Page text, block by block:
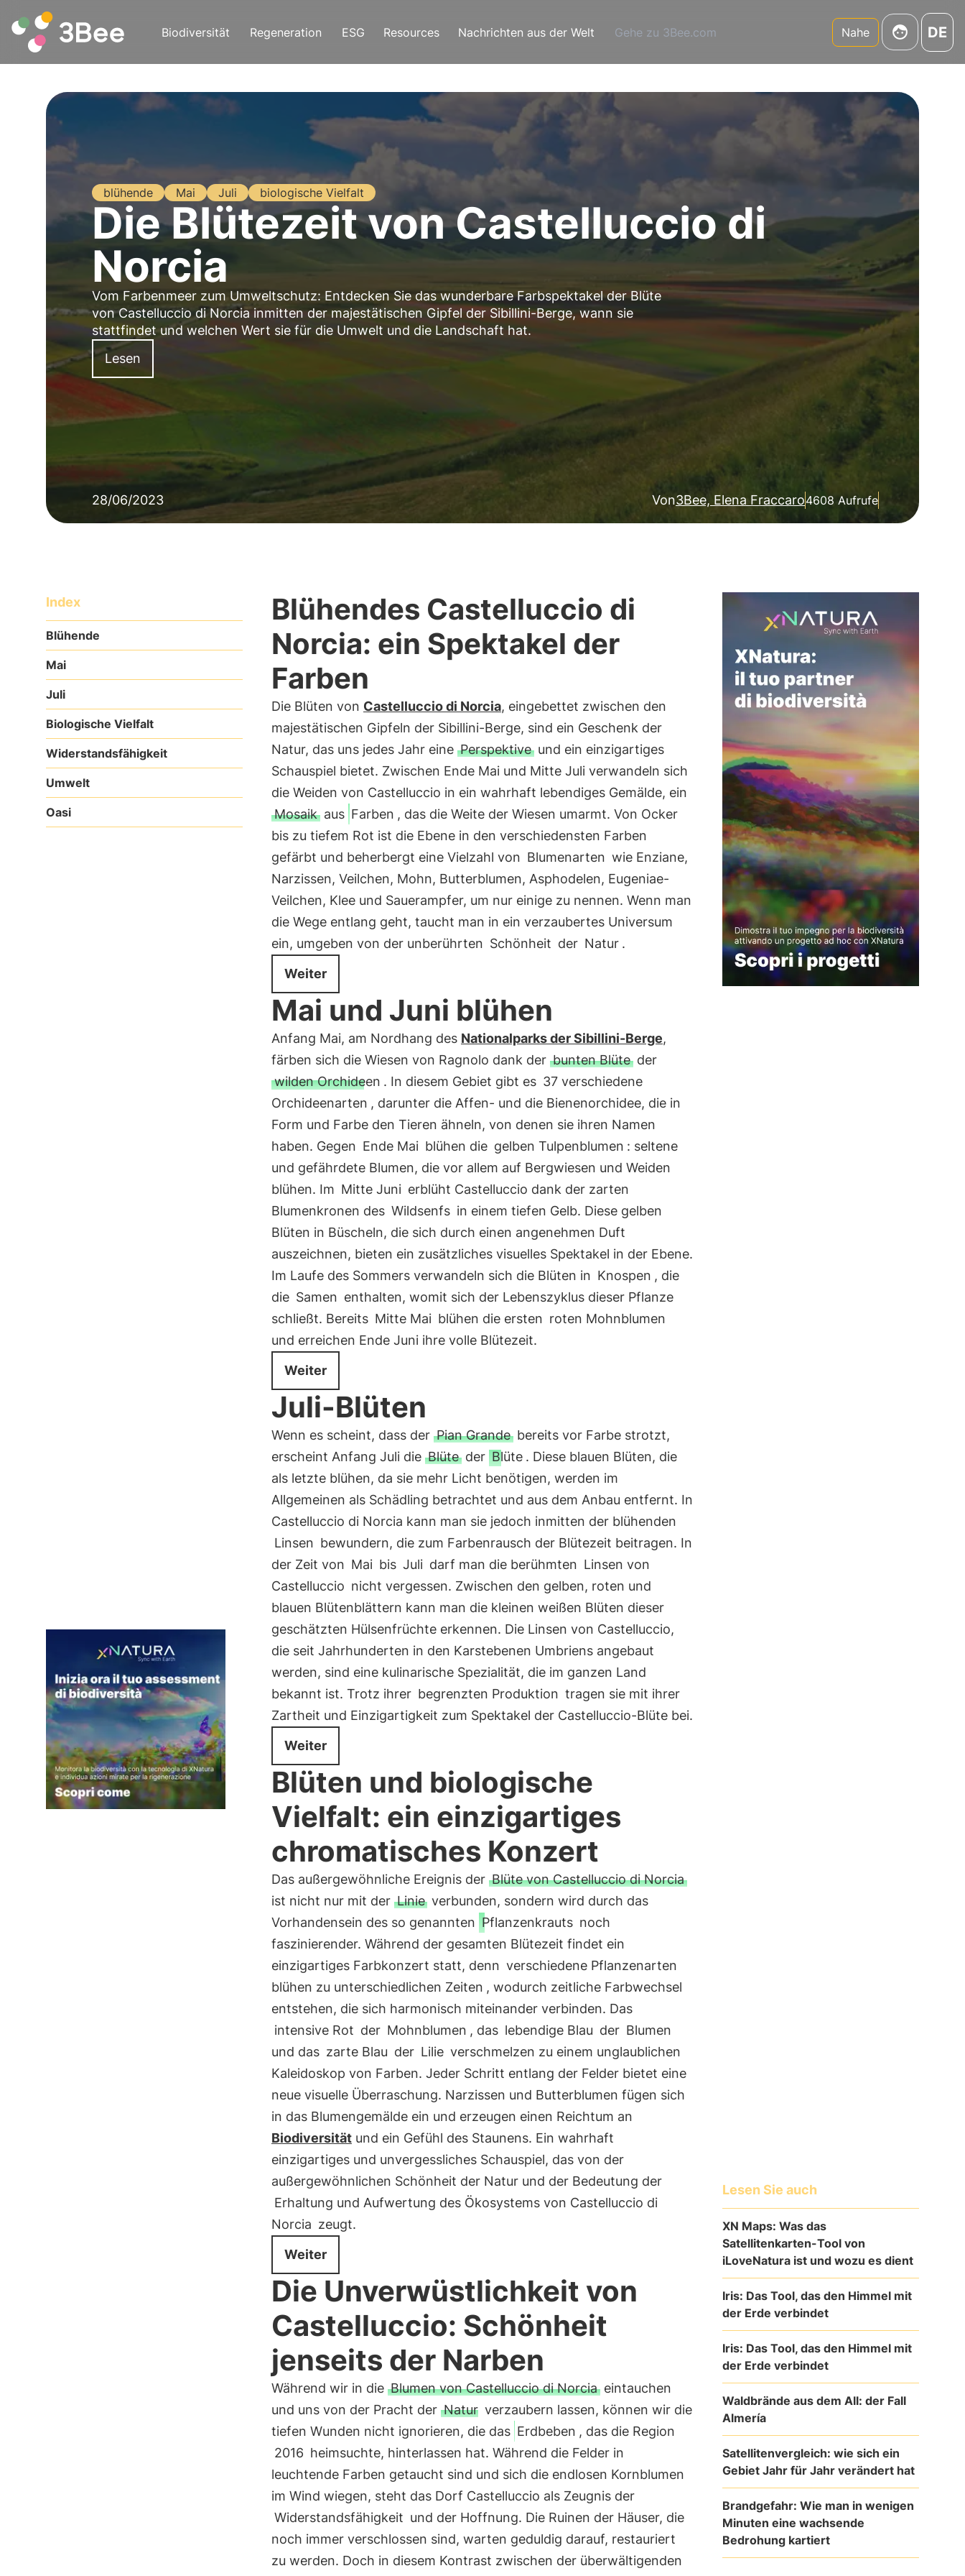
Biodiversität Regeneration ESG Resources Nachrichten aus der Welt Gehe zu 3Bee.com Nahe DE
blühende Mai Juli biologische Vielfalt
Die Blütezeit von Castelluccio di
Norcia
Vom Farbenmeer zum Umweltschutz: Entdecken Sie das wunderbare Farbspektakel der Blüte
von Castelluccio di Norcia inmitten der majestätischen Gipfel der Sibillini-Berge, wann sie
stattfindet und welchen Wert sie für die Umwelt und die Landschaft hat.
Lesen
28/06/2023 Von3Bee, Elena Fraccaro4608 Aufrufe
Index
Blühende
Mai
Juli
Biologische Vielfalt
Widerstandsfähigkeit
Umwelt
Oasi
Blühendes Castelluccio di
Norcia: ein Spektakel der
Farben
Die Blüten von Castelluccio di Norcia, eingebettet zwischen den
majestätischen Gipfeln der Sibillini-Berge, sind ein Geschenk der
Natur, das uns jedes Jahr eine Perspektiveund ein einzigartiges
Schauspiel bietet. Zwischen Ende Mai und Mitte Juli verwandeln sich
die Weiden von Castelluccio in ein wahrhaft lebendiges Gemälde, ein
Mosaikaus Farben , das die Weite der Wiesen umarmt. Von Ocker
bis zu tiefem Rot ist die Ebene in den verschiedensten Farben
gefärbt und beherbergt eine Vielzahl von Blumenarten wie Enziane,
Narzissen, Veilchen, Mohn, Butterblumen, Asphodelen, Eugeniae-
Veilchen, Klee und Sauerampfer, um nur einige zu nennen. Wenn man
die Wege entlang geht, taucht man in ein verzaubertes Universum
ein, umgeben von der unberührten Schönheit der Natur .
Weiter
Mai und Juni blühen
Anfang Mai, am Nordhang des Nationalparks der Sibillini-Berge,
färben sich die Wiesen von Ragnolo dank der bunten Blüteder
wilden Orchideen . In diesem Gebiet gibt es 37 verschiedene
Orchideenarten , darunter die Affen- und die Bienenorchidee, die in
Form und Farbe den Tieren ähneln, von denen sie ihren Namen
haben. Gegen Ende Mai blühen die gelben Tulpenblumen : seltene
und gefährdete Blumen, die vor allem auf Bergwiesen und Weiden
blühen. Im Mitte Juni erblüht Castelluccio dank der zarten
Blumenkronen des Wildsenfs in einem tiefen Gelb. Diese gelben
Blüten in Büscheln, die sich durch einen angenehmen Duft
auszeichnen, bieten ein zusätzliches visuelles Spektakel in der Ebene.
Im Laufe des Sommers verwandeln sich die Blüten in Knospen , die
die Samen enthalten, womit sich der Lebenszyklus dieser Pflanze
schließt. Bereits Mitte Mai blühen die ersten roten Mohnblumen
und erreichen Ende Juni ihre volle Blütezeit.
Weiter
Juli-Blüten
Wenn es scheint, dass der Pian Grandebereits vor Farbe strotzt,
erscheint Anfang Juli die Blüteder Blüte . Diese blauen Blüten, die
als letzte blühen, da sie mehr Licht benötigen, werden im
Allgemeinen als Schädling betrachtet und aus dem Anbau entfernt. In
Castelluccio di Norcia kann man sie jedoch inmitten der blühenden
Linsen bewundern, die zum Farbenrausch der Blütezeit beitragen. In
der Zeit von Mai bis Juli darf man die berühmten Linsen von
Castelluccio nicht vergessen. Zwischen den gelben, roten und
blauen Blütenblättern kann man die kleinen weißen Blüten dieser
geschätzten Hülsenfrüchte erkennen. Die Linsen von Castelluccio,
die seit Jahrhunderten in den Karstebenen Umbriens angebaut
werden, sind eine kulinarische Spezialität, die im ganzen Land
bekannt ist. Trotz ihrer begrenzten Produktion tragen sie mit ihrer
Zartheit und Einzigartigkeit zum Spektakel der Castelluccio-Blüte bei.
Weiter
Blüten und biologische
Vielfalt: ein einzigartiges
chromatisches Konzert
Das außergewöhnliche Ereignis der Blüte von Castelluccio di Norcia
ist nicht nur mit der Linie verbunden, sondern wird durch das
Vorhandensein des so genannten Pflanzenkrauts noch
faszinierender. Während der gesamten Blütezeit findet ein
einzigartiges Farbkonzert statt, denn verschiedene Pflanzenarten
blühen zu unterschiedlichen Zeiten , wodurch zeitliche Farbwechsel
entstehen, die sich harmonisch miteinander verbinden. Das
intensive Rot der Mohnblumen , das lebendige Blau der Blumen
und das zarte Blau der Lilie verschmelzen zu einem unglaublichen
Kaleidoskop von Farben. Jeder Schritt entlang der Felder bietet eine
neue visuelle Überraschung. Narzissen und Butterblumen fügen sich
in das Blumengemälde ein und erzeugen einen Reichtum an
Biodiversitätund ein Gefühl des Staunens. Ein wahrhaft
einzigartiges und unvergessliches Schauspiel, das von der
außergewöhnlichen Schönheit der Natur und der Bedeutung der
Erhaltung und Aufwertung des Ökosystems von Castelluccio di
Norcia zeugt.
Weiter
Die Unverwüstlichkeit von
Castelluccio: Schönheit
jenseits der Narben
Während wir in die Blumen von Castelluccio di Norciaeintauchen
und uns von der Pracht der Natur verzaubern lassen, können wir die
tiefen Wunden nicht ignorieren, die das Erdbeben , das die Region
2016 heimsuchte, hinterlassen hat. Während die Felder in
leuchtende Farben getaucht sind und sich die endlosen Kornblumen
im Wind wiegen, steht das Dorf Castelluccio als Zeugnis der
Widerstandsfähigkeit und der Hoffnung. Die Ruinen der Häuser, die
noch immer verschlossen sind, warten geduldig darauf, restauriert
zu werden. Doch in diesem Kontrast zwischen der überwältigenden
Lesen Sie auch
XN Maps: Was das
Satellitenkarten-Tool von
iLoveNatura ist und wozu es dient
Iris: Das Tool, das den Himmel mit
der Erde verbindet
Iris: Das Tool, das den Himmel mit
der Erde verbindet
Waldbrände aus dem All: der Fall
Almería
Satellitenvergleich: wie sich ein
Gebiet Jahr für Jahr verändert hat
Brandgefahr: Wie man in wenigen
Minuten eine wachsende
Bedrohung kartiert